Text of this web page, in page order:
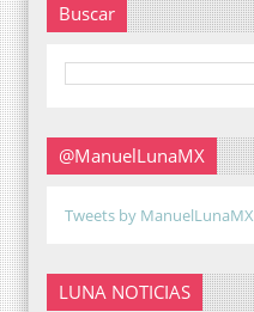
Buscar
@ManuelLunaMX
Tweets by ManuelLunaMX
LUNA NOTICIAS